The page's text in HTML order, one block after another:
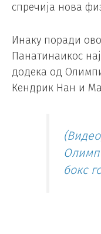
спречија нова
Инаку поради
Панатинаикос
додека од
Кендрик Нан и
бокс